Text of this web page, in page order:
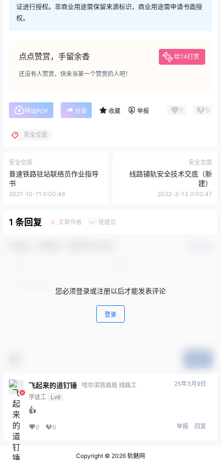
证进行授权。非商业用途需保留来源标识，商业用途需申请书面授
权。
点点赞赏，手留余香 给TA打赏
还没有人赞赏，快来当第一个赞赏的人吧！
导出PDF 分享 收藏 举报 0 0
安全交底
安全交底
普速铁路驻站联络员作业指导
书
2021-10-11 0:00:46
安全交底
线路铺轨安全技术交底（新
建）
2022-3-13 0:00:47
1 条回复 A 文章作者 M 管理员
您必须登录或注册以后才能发表评论
登录
飞起来的道钉锤
哈尔滨铁路局 线路工
学徒工 Lv0
25年3月9日
👍
0 0 举报 回复
Copyright © 2026 轨魅网